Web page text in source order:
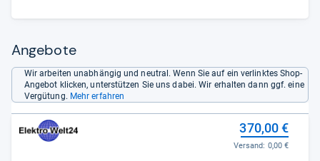
auch bei höchsten Pegeln nicht verliert, sondern weiter
Spielweise die Redaktion aber auch in leisen Passagen.
Neben dieser reinen musikalischen Leistung kann sich auch die
Ausstattung sehen lassen. Im Test fällt positiv auf: Der Sub 10.2
bietet eine Endstufe mit einer Leistung von 300 Watt, was auch
für die Beschallung großer Wohnzimmer ausreicht. Der
Übertragungsbereich liegt bei 22 bis 200 Hz.
Angebote
Wir arbeiten unabhängig und neutral. Wenn Sie auf ein verlinktes Shop-
Angebot klicken, unterstützen Sie uns dabei. Wir erhalten dann ggf. eine
Vergütung. Mehr erfahren
370,00 €
Versand: 0,00 €